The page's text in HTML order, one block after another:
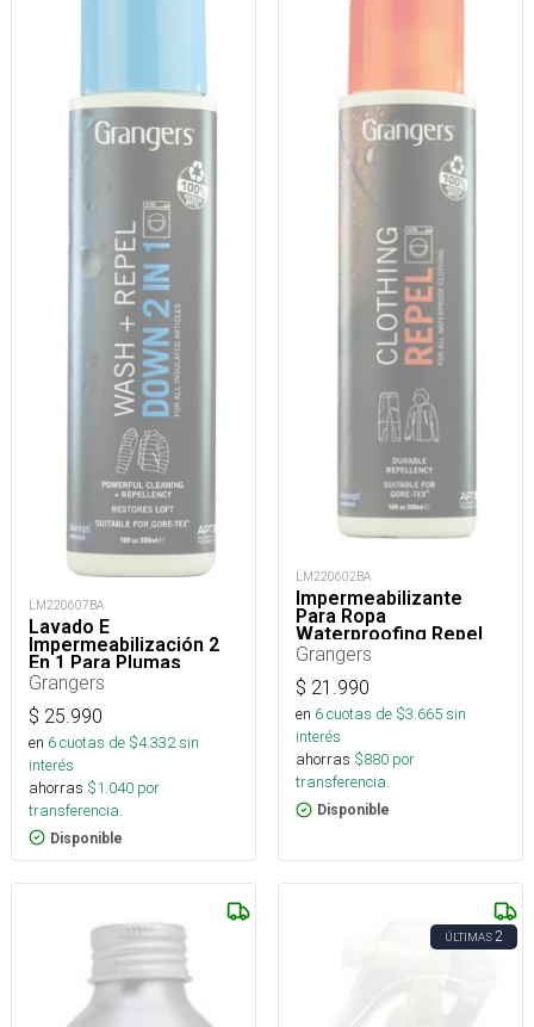
LM220607BA
Lavado E
Impermeabilización 2
En 1 Para Plumas
Grangers
$ 25.990
en 6cuotas de $4.332sin
interés
ahorras $1.040 por
transferencia.
Disponible
LM220602BA
Impermeabilizante
Para Ropa
Waterproofing Repel
300 Ml
Grangers
$ 21.990
en 6cuotas de $3.665sin
interés
ahorras $880 por
transferencia.
Disponible
ÚLTIMAS2